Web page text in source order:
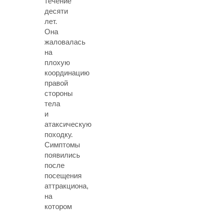
десяти
лет.
Она
жаловалась
на
плохую
координацию
правой
стороны
тела
и
атаксическую
походку.
Симптомы
появились
после
посещения
аттракциона,
на
котором